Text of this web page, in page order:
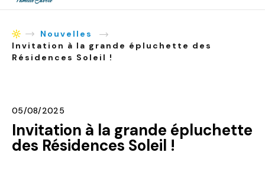
AccueilNouvelles
Invitation à la grande épluchette des
Résidences Soleil !
05/08/2025
Invitation à la grande épluchette
des Résidences Soleil !